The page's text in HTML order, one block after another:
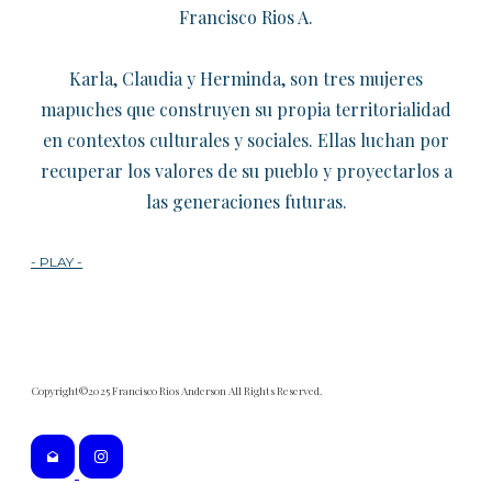
Francisco Rios A.
Karla, Claudia y Herminda, son tres mujeres
mapuches que construyen su propia territorialidad
en contextos culturales y sociales. Ellas luchan por
recuperar los valores de su pueblo y proyectarlos a
las generaciones futuras.
- PLAY -
Copyright©2025 Francisco Rios Anderson All Rights Reserved.